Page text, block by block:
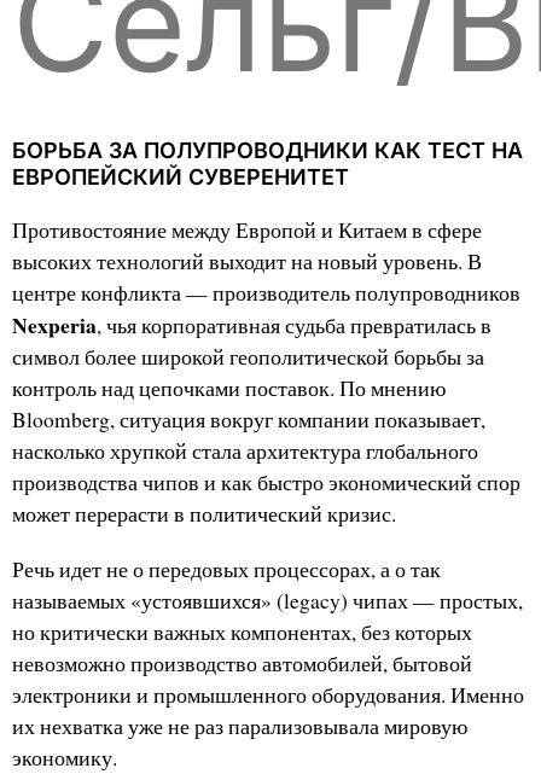
БОРЬБА ЗА ПОЛУПРОВОДНИКИ КАК ТЕСТ НА
ЕВРОПЕЙСКИЙ СУВЕРЕНИТЕТ
Противостояние между Европой и Китаем в сфере
высоких технологий выходит на новый уровень. В
центре конфликта — производитель полупроводников
Nexperia, чья корпоративная судьба превратилась в
символ более широкой геополитической борьбы за
контроль над цепочками поставок. По мнению
Bloomberg, ситуация вокруг компании показывает,
насколько хрупкой стала архитектура глобального
производства чипов и как быстро экономический спор
может перерасти в политический кризис.
Речь идет не о передовых процессорах, а о так
называемых «устоявшихся» (legacy) чипах — простых,
но критически важных компонентах, без которых
невозможно производство автомобилей, бытовой
электроники и промышленного оборудования. Именно
их нехватка уже не раз парализовывала мировую
экономику.